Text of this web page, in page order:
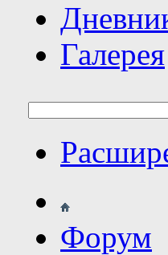
Галерея
Форум